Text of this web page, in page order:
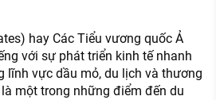
hay Các Tiểu vương quốc Ả
với sự phát triển kinh tế nhanh
lĩnh vực dầu mỏ, du lịch và thương
một trong những điểm đến du